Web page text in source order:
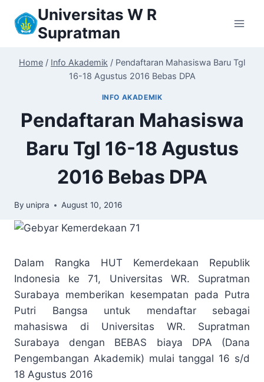
Universitas W R
Supratman
Home / Info Akademik / Pendaftaran Mahasiswa Baru Tgl
16-18 Agustus 2016 Bebas DPA
INFO AKADEMIK
Pendaftaran Mahasiswa
Baru Tgl 16-18 Agustus
2016 Bebas DPA
By unipra August 10, 2016
Dalam Rangka HUT Kemerdekaan Republik
Indonesia ke 71, Universitas WR. Supratman
Surabaya memberikan kesempatan pada Putra
Putri Bangsa untuk mendaftar sebagai
mahasiswa di Universitas WR. Supratman
Surabaya dengan BEBAS biaya DPA (Dana
Pengembangan Akademik) mulai tanggal 16 s/d
18 Agustus 2016